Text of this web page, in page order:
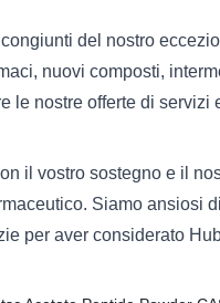
del nostro
nuovi composti,
le nostre offerte di
il vostro sostegno e il
Siamo ansiosi
per aver considerato